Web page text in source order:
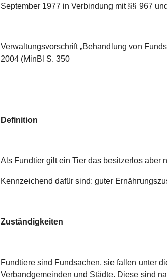
September 1977 in Verbindung mit §§ 967
Verwaltungsvorschrift „Behandlung von
2004 (MinBl S. 350
Definition
Als Fundtier gilt ein Tier das besitzerlos aber
Kennzeichend dafür sind: guter
Zuständigkeiten
Fundtiere sind Fundsachen, sie fallen unter
Verbandgemeinden und Städte. Diese sind